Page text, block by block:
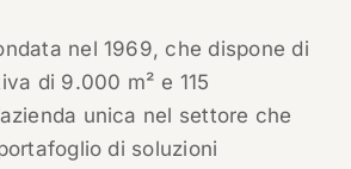
nel 1969, che dispone di
di 9.000 m² e 115
unica nel settore che
di soluzioni